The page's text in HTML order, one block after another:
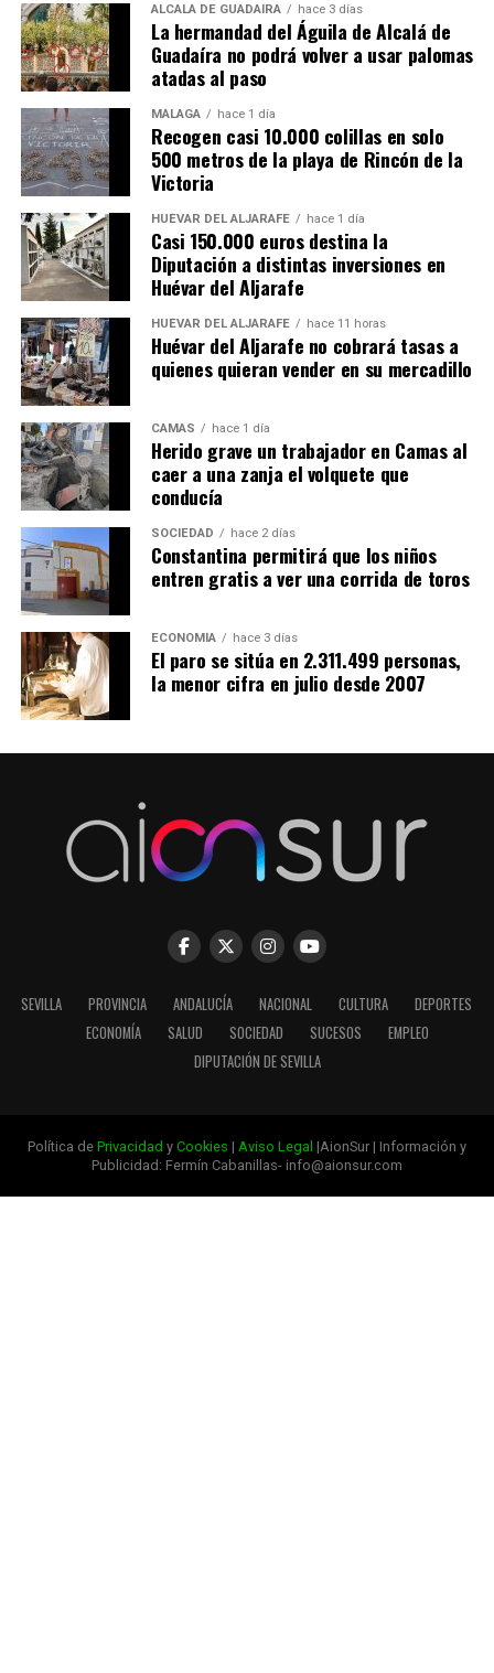
ALCALÁ DE GUADAÍRA hace 3 días
La hermandad del Águila de Alcalá de
Guadaíra no podrá volver a usar palomas
atadas al paso
MÁLAGA hace 1 día
Recogen casi 10.000 colillas en solo
500 metros de la playa de Rincón de la
Victoria
HUÉVAR DEL ALJARAFE hace 1 día
Casi 150.000 euros destina la
Diputación a distintas inversiones en
Huévar del Aljarafe
HUÉVAR DEL ALJARAFE hace 11 horas
Huévar del Aljarafe no cobrará tasas a
quienes quieran vender en su mercadillo
CAMAS hace 1 día
Herido grave un trabajador en Camas al
caer a una zanja el volquete que
conducía
SOCIEDAD hace 2 días
Constantina permitirá que los niños
entren gratis a ver una corrida de toros
ECONOMÍA hace 3 días
El paro se sitúa en 2.311.499 personas,
la menor cifra en julio desde 2007
SEVILLA PROVINCIA ANDALUCÍA NACIONAL CULTURA
DEPORTES
ECONOMÍA
SALUD SOCIEDAD SUCESOS
EMPLEO
DIPUTACIÓN DE SEVILLA
Política de Privacidad y Cookies | Aviso Legal |AionSur | Información y
Publicidad: Fermín Cabanillas- info@aionsur.com